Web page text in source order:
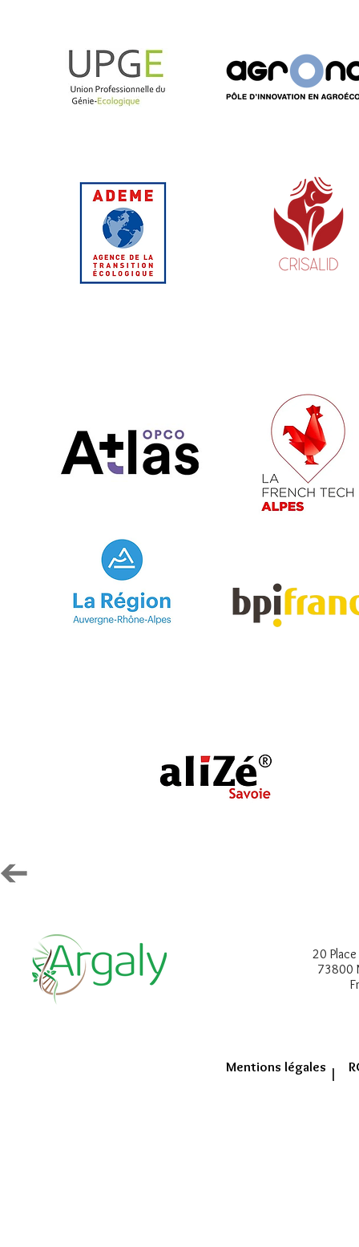
20 Place
73800
Mentions légales |